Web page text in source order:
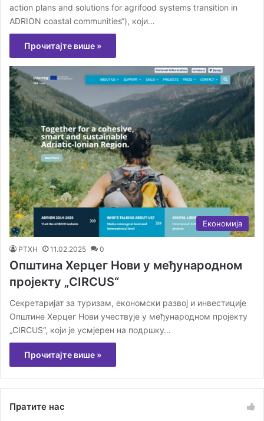
action plans and solutions for agrifood systems transition in
ADRION coastal communities“), који…
Прочитајте више »
Економија
РТХН 11.02.2025 0
Општина Херцег Нови у међународном
пројекту „CIRCUS“
Секретаријат за туризам, економски развој и инвестиције
Општине Херцег Нови учествује у међународном пројекту
„CIRCUS“, који је усмјерен на подршку…
Прочитајте више »
Пратите нас